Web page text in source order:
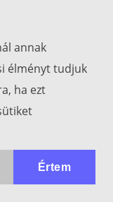
annak
élményt tudjuk
ha ezt
Értem